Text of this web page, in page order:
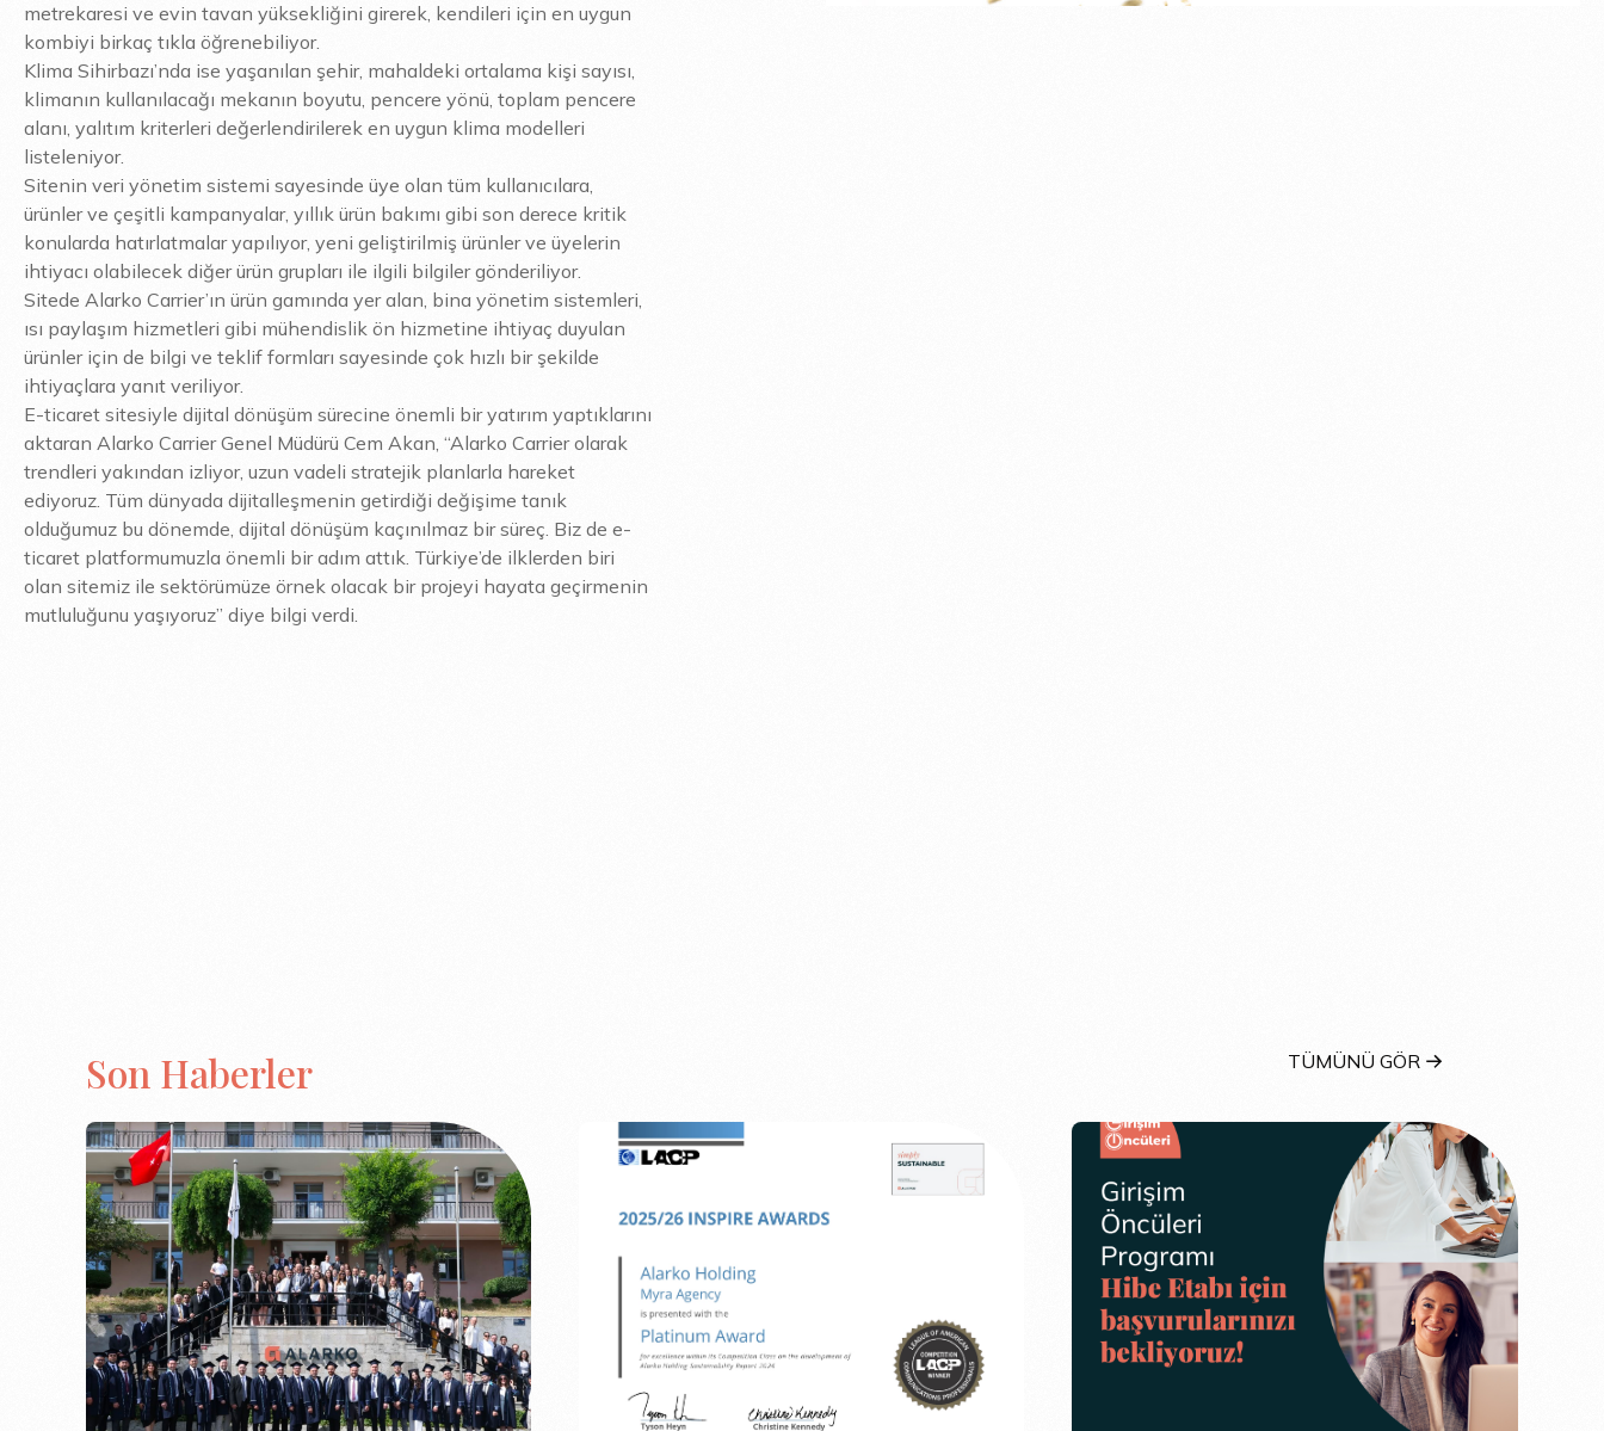
metrekaresi ve evin tavan yüksekliğini girerek, kendileri için en uygun
kombiyi birkaç tıkla öğrenebiliyor.
Klima Sihirbazı’nda ise yaşanılan şehir, mahaldeki ortalama kişi sayısı,
klimanın kullanılacağı mekanın boyutu, pencere yönü, toplam pencere
alanı, yalıtım kriterleri değerlendirilerek en uygun klima modelleri
listeleniyor.
Sitenin veri yönetim sistemi sayesinde üye olan tüm kullanıcılara,
ürünler ve çeşitli kampanyalar, yıllık ürün bakımı gibi son derece kritik
konularda hatırlatmalar yapılıyor, yeni geliştirilmiş ürünler ve üyelerin
ihtiyacı olabilecek diğer ürün grupları ile ilgili bilgiler gönderiliyor.
Sitede Alarko Carrier’ın ürün gamında yer alan, bina yönetim sistemleri,
ısı paylaşım hizmetleri gibi mühendislik ön hizmetine ihtiyaç duyulan
ürünler için de bilgi ve teklif formları sayesinde çok hızlı bir şekilde
ihtiyaçlara yanıt veriliyor.
E-ticaret sitesiyle dijital dönüşüm sürecine önemli bir yatırım yaptıklarını
aktaran Alarko Carrier Genel Müdürü Cem Akan, “Alarko Carrier olarak
trendleri yakından izliyor, uzun vadeli stratejik planlarla hareket
ediyoruz. Tüm dünyada dijitalleşmenin getirdiği değişime tanık
olduğumuz bu dönemde, dijital dönüşüm kaçınılmaz bir süreç. Biz de e-
ticaret platformumuzla önemli bir adım attık. Türkiye’de ilklerden biri
olan sitemiz ile sektörümüze örnek olacak bir projeyi hayata geçirmenin
mutluluğunu yaşıyoruz” diye bilgi verdi.
Son Haberler TÜMÜNÜ GÖR